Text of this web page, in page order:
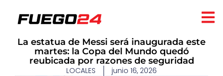
La estatua de Messi será inaugurada este
martes: la Copa del Mundo quedó
reubicada por razones de seguridad
LOCALES junio 16, 2026